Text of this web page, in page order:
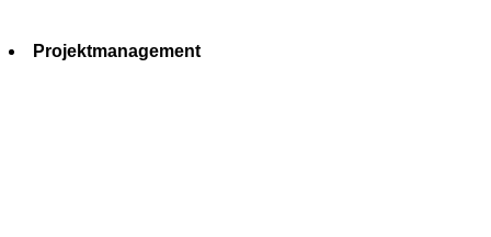
Projektmanagement